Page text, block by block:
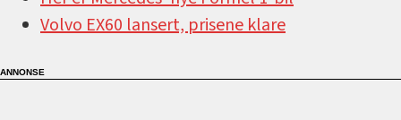
Volvo EX60 lansert, prisene klare